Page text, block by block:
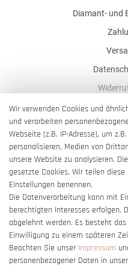
Diamant- und
Wir verwenden Cookies und
und verarbeiten
Webseite (z.B. IP-Adresse), um
personalisieren, Medien von
unsere Website zu analysieren.
gesetzte Cookies. Wir teilen
Einstellungen benennen.
Die Datenverarbeitung kann mit
berechtigten Interesses erfolgen.
abgelehnt werden. Es besteht
Einwilligung zu einem späteren
Beachten Sie unser Impressum
personenbezogener Daten in